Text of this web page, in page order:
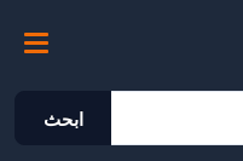
ابحث